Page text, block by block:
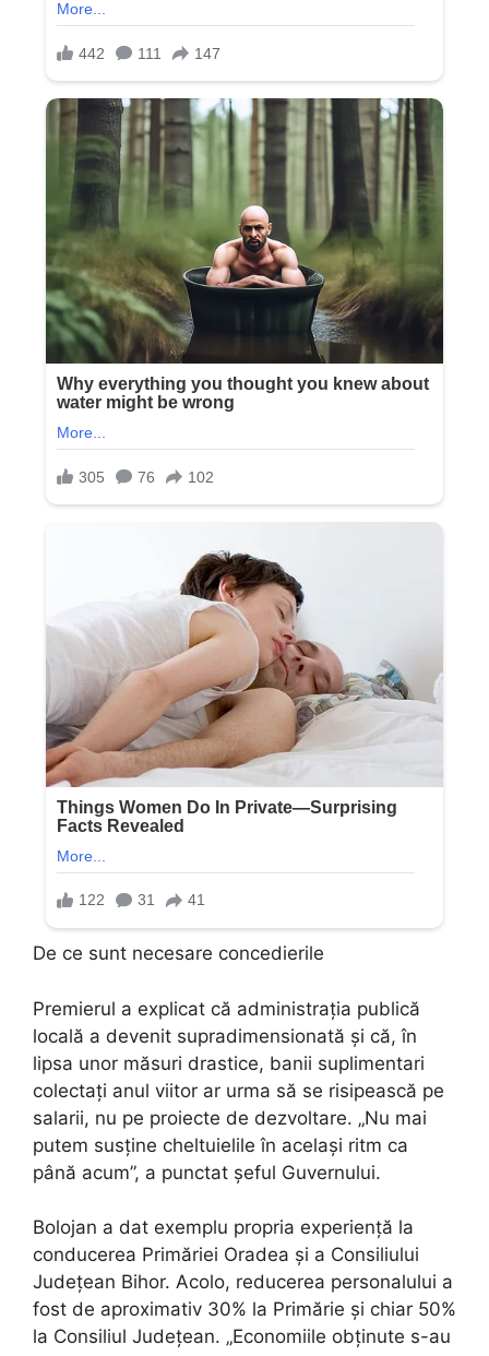
De ce sunt necesare concedierile
Premierul a explicat că administrația publică
locală a devenit supradimensionată și că, în
lipsa unor măsuri drastice, banii suplimentari
colectați anul viitor ar urma să se risipească pe
salarii, nu pe proiecte de dezvoltare. „Nu mai
putem susține cheltuielile în același ritm ca
până acum”, a punctat șeful Guvernului.
Bolojan a dat exemplu propria experiență la
conducerea Primăriei Oradea și a Consiliului
Județean Bihor. Acolo, reducerea personalului a
fost de aproximativ 30% la Primărie și chiar 50%
la Consiliul Județean. „Economiile obținute s-au